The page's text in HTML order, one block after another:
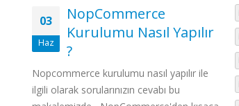
Haz
NopCommerce
Kurulumu Nasıl Yapılır
?
Nopcommerce kurulumu nasıl yapılır ile
ilgili olarak sorularınızın cevabı bu